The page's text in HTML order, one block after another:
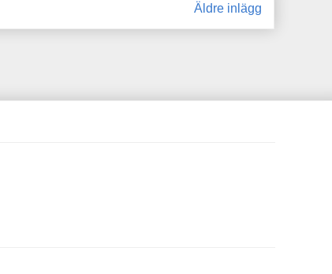
Äldre inlägg